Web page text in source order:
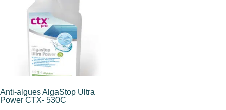
Anti-algues AlgaStop Ultra
Power CTX- 530C